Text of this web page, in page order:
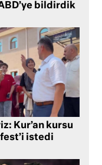
bildirdik
Kur’an kursu
istedi